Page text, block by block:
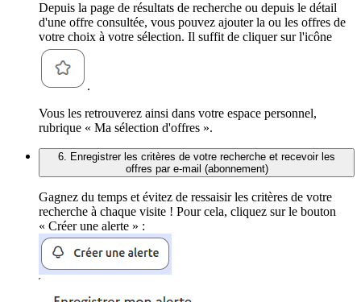
Depuis la page de résultats de recherche ou depuis le détail
d'une offre consultée, vous pouvez ajouter la ou les offres de
votre choix à votre sélection. Il suffit de cliquer sur l'icône
.
Vous les retrouverez ainsi dans votre espace personnel,
rubrique « Ma sélection d'offres ».
6. Enregistrer les critères de votre recherche et recevoir les
offres par e-mail (abonnement)
Gagnez du temps et évitez de ressaisir les critères de votre
recherche à chaque visite ! Pour cela, cliquez sur le bouton
« Créer une alerte » :